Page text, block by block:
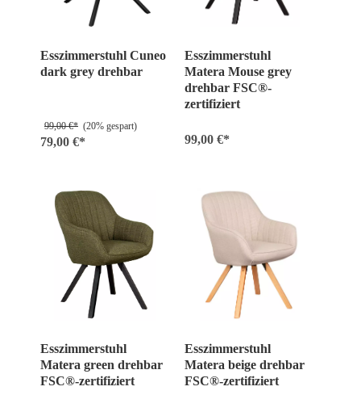
Esszimmerstuhl Cuneo
dark grey drehbar
99,00 €* (20% gespart)
79,00 €*
Esszimmerstuhl
Matera Mouse grey
drehbar FSC®-
zertifiziert
99,00 €*
Esszimmerstuhl
Matera green drehbar
FSC®-zertifiziert
Esszimmerstuhl
Matera beige drehbar
FSC®-zertifiziert